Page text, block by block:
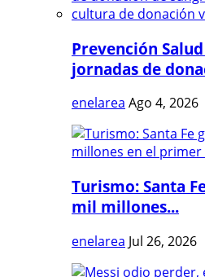
Prevención
jornadas de
enelarea Ago 4, 2026
Turismo: Santa
mil millones...
enelarea Jul 26, 2026